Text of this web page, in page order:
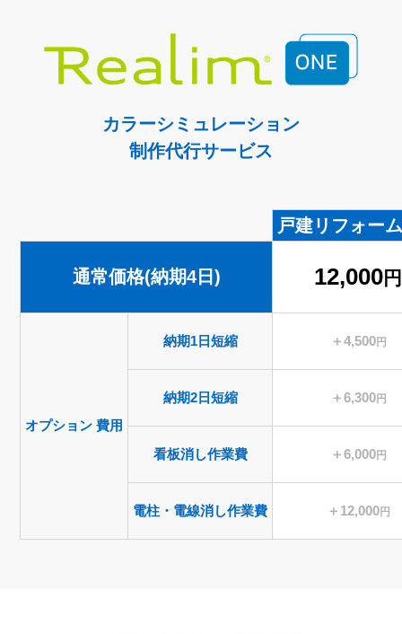
カラーシミュレーション
制作代行サービス
戸建リフォー
通常価格(納期4日) 12,000円
オプション 費用
納期1日短縮 ＋4,500円
納期2日短縮 ＋6,300円
看板消し作業費 ＋6,000円
電柱・電線消し作業費 ＋12,000円